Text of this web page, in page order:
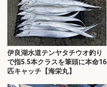
伊良湖水道テンヤタチウオ釣り
で指5.5本クラスを筆頭に本命16
匹キャッチ【海栄丸】